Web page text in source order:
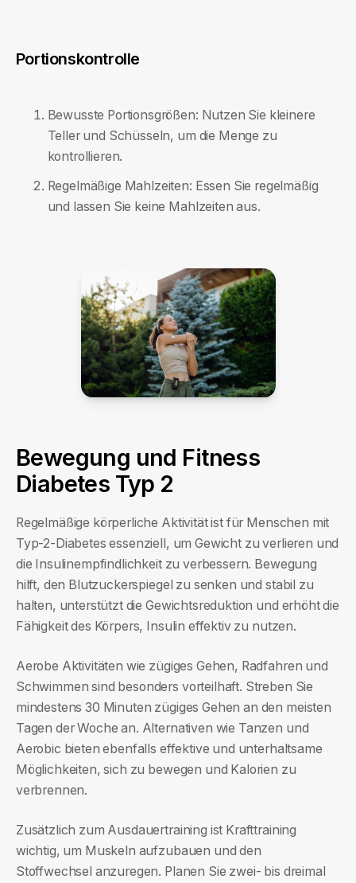
Portionskontrolle
Bewusste Portionsgrößen: Nutzen Sie kleinere
Teller und Schüsseln, um die Menge zu
kontrollieren.
Regelmäßige Mahlzeiten: Essen Sie regelmäßig
und lassen Sie keine Mahlzeiten aus.
Bewegung und Fitness
Diabetes Typ 2
Regelmäßige körperliche Aktivität ist für Menschen mit
Typ-2-Diabetes essenziell, um Gewicht zu verlieren und
die Insulinempfindlichkeit zu verbessern. Bewegung
hilft, den Blutzuckerspiegel zu senken und stabil zu
halten, unterstützt die Gewichtsreduktion und erhöht die
Fähigkeit des Körpers, Insulin effektiv zu nutzen.
Aerobe Aktivitäten wie zügiges Gehen, Radfahren und
Schwimmen sind besonders vorteilhaft. Streben Sie
mindestens 30 Minuten zügiges Gehen an den meisten
Tagen der Woche an. Alternativen wie Tanzen und
Aerobic bieten ebenfalls effektive und unterhaltsame
Möglichkeiten, sich zu bewegen und Kalorien zu
verbrennen.
Zusätzlich zum Ausdauertraining ist Krafttraining
wichtig, um Muskeln aufzubauen und den
Stoffwechsel anzuregen. Planen Sie zwei- bis dreimal